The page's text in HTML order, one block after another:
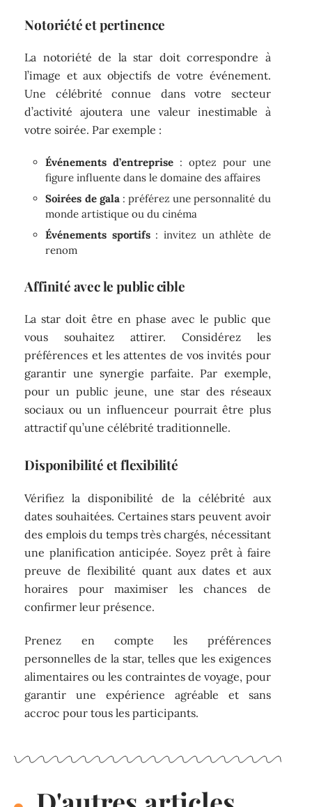
Notoriété et pertinence
La notoriété de la star doit correspondre à
l’image et aux objectifs de votre événement.
Une célébrité connue dans votre secteur
d’activité ajoutera une valeur inestimable à
votre soirée. Par exemple :
Événements d’entreprise : optez pour une
figure influente dans le domaine des affaires
Soirées de gala: préférez une personnalité du
monde artistique ou du cinéma
Événements sportifs: invitez un athlète de
renom
Affinité avec le public cible
La star doit être en phase avec le public que
vous souhaitez attirer. Considérez les
préférences et les attentes de vos invités pour
garantir une synergie parfaite. Par exemple,
pour un public jeune, une star des réseaux
sociaux ou un influenceur pourrait être plus
attractif qu’une célébrité traditionnelle.
Disponibilité et flexibilité
Vérifiez la disponibilité de la célébrité aux
dates souhaitées. Certaines stars peuvent avoir
des emplois du temps très chargés, nécessitant
une planification anticipée. Soyez prêt à faire
preuve de flexibilité quant aux dates et aux
horaires pour maximiser les chances de
confirmer leur présence.
Prenez en compte les préférences
personnelles de la star, telles que les exigences
alimentaires ou les contraintes de voyage, pour
garantir une expérience agréable et sans
accroc pour tous les participants.